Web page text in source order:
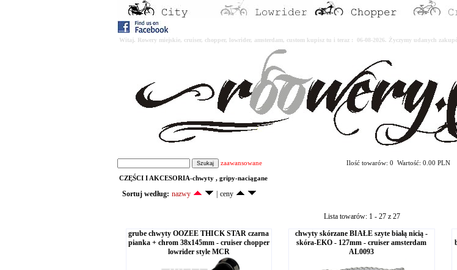
Witaj. Rowery miejskie, cruiser, chopper, lowrider, amsterdam, custom kupisz tu i teraz : 06-08-2026. Życzymy udanych
zaawansowane Ilość towarów: 0 Wartość: 0.00 PLN
CZĘŚCI I AKCESORIA-chwyty , gripy-naciągane
Sortuj według: nazwy ceny
Lista towarów: 1 - 27 z 27
grube chwyty OOZEE THICK STAR czarna
pianka + chrom 38x145mm - cruiser chopper
lowrider style MCR
chwyty skórzane BIAŁE szyte białą nicią -
skóra-EKO - 127mm - cruiser amsterdam
AL0093